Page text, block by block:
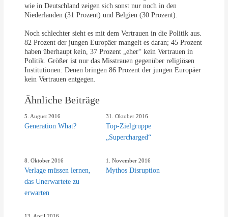
wie in Deutschland zeigen sich sonst nur noch in den
Niederlanden (31 Prozent) und Belgien (30 Prozent).
Noch schlechter sieht es mit dem Vertrauen in die Politik aus.
82 Prozent der jungen Europäer mangelt es daran; 45 Prozent
haben überhaupt kein, 37 Prozent „eher“ kein Vertrauen in
Politik. Größer ist nur das Misstrauen gegenüber religiösen
Institutionen: Denen bringen 86 Prozent der jungen Europäer
kein Vertrauen entgegen.
Ähnliche Beiträge
5. August 2016
Generation What?
31. Oktober 2016
Top-Zielgruppe
„Supercharged“
8. Oktober 2016
Verlage müssen lernen,
das Unerwartete zu
erwarten
1. November 2016
Mythos Disruption